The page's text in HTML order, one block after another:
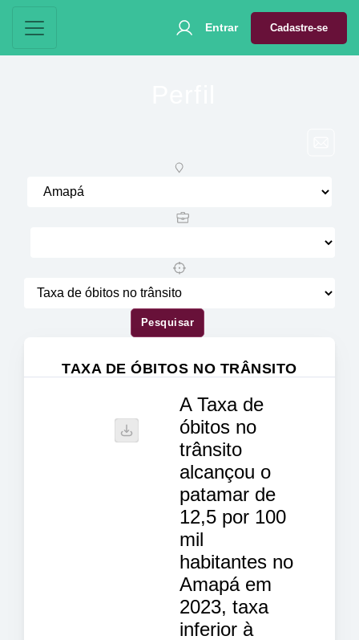
Entrar Cadastre-se
Pesquisar
TAXA DE ÓBITOS NO TRÂNSITO
A Taxa de
óbitos no
trânsito
alcançou o
patamar de
12,5 por 100
mil
habitantes no
Amapá em
2023, taxa
inferior à